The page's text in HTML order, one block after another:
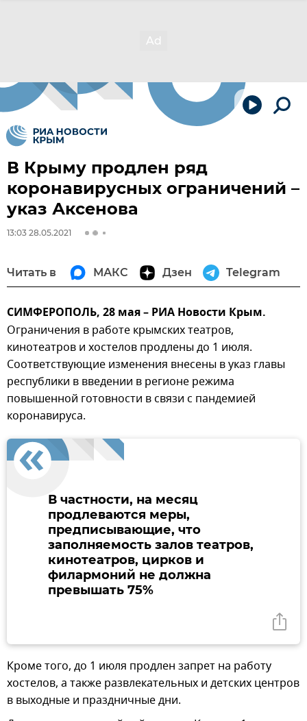
В Крыму продлен ряд
коронавирусных ограничений –
указ Аксенова
13:03 28.05.2021
Читать в МАКС Дзен Telegram
СИМФЕРОПОЛЬ, 28 мая – РИА Новости Крым.
Ограничения в работе крымских театров,
кинотеатров и хостелов продлены до 1 июля.
Соответствующие изменения внесены в указ главы
республики в введении в регионе режима
повышенной готовности в связи с пандемией
коронавируса.
В частности, на месяц
продлеваются меры,
предписывающие, что
заполняемость залов театров,
кинотеатров, цирков и
филармоний не должна
превышать 75%
Кроме того, до 1 июля продлен запрет на работу
хостелов, а также развлекательных и детских центров
в выходные и праздничные дни.